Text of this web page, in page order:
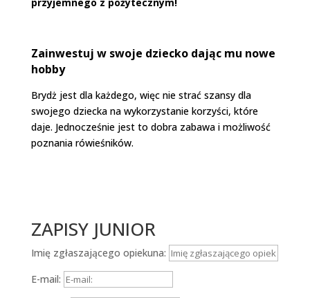
Zainwestuj w swoje dziecko dając mu nowe
hobby
Brydż jest dla każdego, więc nie strać szansy dla
swojego dziecka na wykorzystanie korzyści, które
daje. Jednocześnie jest to dobra zabawa i możliwość
poznania rówieśników.
ZAPISY JUNIOR
Imię zgłaszającego opiekuna:
E-mail: